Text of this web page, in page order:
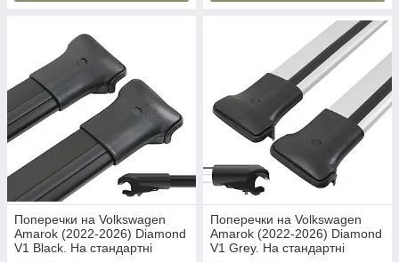
Поперечки на Volkswagen
Amarok (2022-2026) Diamond
V1 Black. На стандартні
Поперечки на Volkswagen
Amarok (2022-2026) Diamond
V1 Grey. На стандартні